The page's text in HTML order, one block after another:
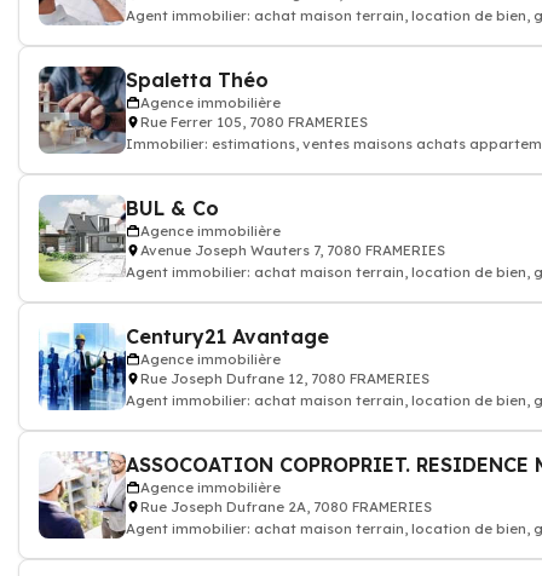
Agent immobilier: achat maison terrain, location de bien,
Spaletta Théo
Agence immobilière
Rue Ferrer 105, 7080 FRAMERIES
Immobilier: estimations, ventes maisons achats
BUL & Co
Agence immobilière
Avenue Joseph Wauters 7, 7080 FRAMERIES
Agent immobilier: achat maison terrain, location de bien,
Century21 Avantage
Agence immobilière
Rue Joseph Dufrane 12, 7080 FRAMERIES
Agent immobilier: achat maison terrain, location de bien,
Agence immobilière
Rue Joseph Dufrane 2A, 7080 FRAMERIES
Agent immobilier: achat maison terrain, location de bien,